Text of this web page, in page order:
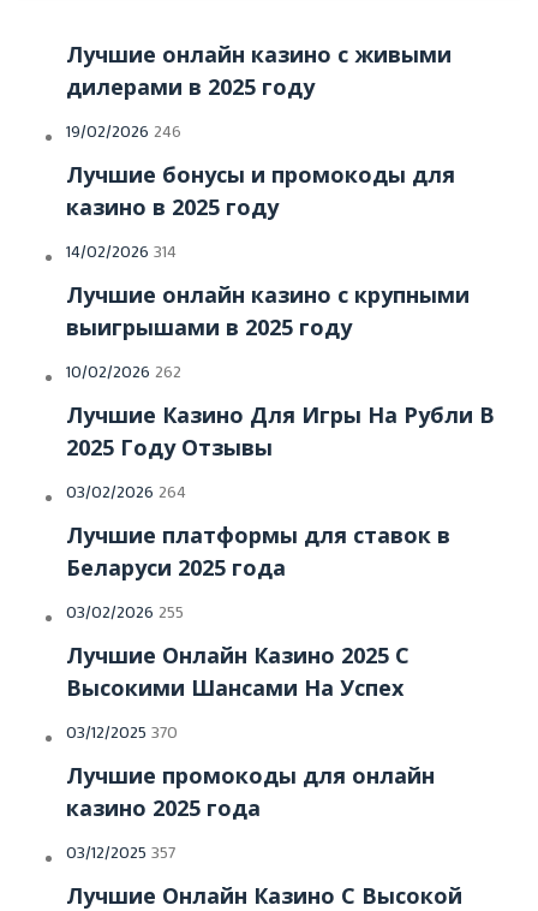
Лучшие онлайн казино с живыми
дилерами в 2025 году
19/02/2026 246
Лучшие бонусы и промокоды для
казино в 2025 году
14/02/2026 314
Лучшие онлайн казино с крупными
выигрышами в 2025 году
10/02/2026 262
Лучшие Казино Для Игры На Рубли В
2025 Году Отзывы
03/02/2026 264
Лучшие платформы для ставок в
Беларуси 2025 года
03/02/2026 255
Лучшие Онлайн Казино 2025 С
Высокими Шансами На Успех
03/12/2025 370
Лучшие промокоды для онлайн
казино 2025 года
03/12/2025 357
Лучшие Онлайн Казино С Высокой